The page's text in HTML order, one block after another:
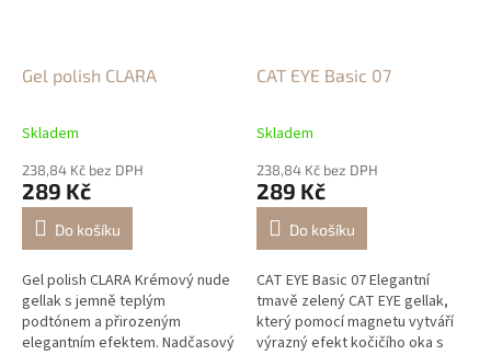
Gel polish CLARA
Skladem
238,84 Kč bez DPH
289 Kč
Do košíku
Gel polish CLARA Krémový nude
gellak s jemně teplým
podtónem a přirozeným
elegantním efektem. Nadčasový
CAT EYE Basic 07
Skladem
238,84 Kč bez DPH
289 Kč
Do košíku
CAT EYE Basic 07 Elegantní
tmavě zelený CAT EYE gellak,
který pomocí magnetu vytváří
výrazný efekt kočičího oka s